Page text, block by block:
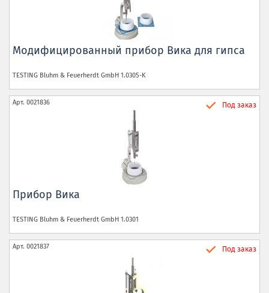
Модифицированный прибор Вика для гипса
TESTING Bluhm & Feuerherdt GmbH 1.0305-K
Арт. 0021836 Под заказ
Прибор Вика
TESTING Bluhm & Feuerherdt GmbH 1.0301
Арт. 0021837 Под заказ